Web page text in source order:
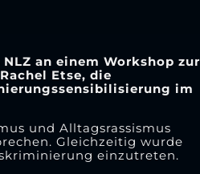
an einem Workshop zur
Etse, die
im
und Alltagsrassismus
Gleichzeitig wurde
einzutreten.